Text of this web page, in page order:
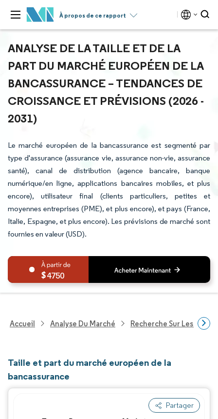
À propos de ce rapport
ANALYSE DE LA TAILLE ET DE LA
PART DU MARCHÉ EUROPÉEN DE LA
BANCASSURANCE – TENDANCES DE
CROISSANCE ET PRÉVISIONS (2026 -
2031)
Le marché européen de la bancassurance est segmenté par
type d'assurance (assurance vie, assurance non-vie, assurance
santé), canal de distribution (agence bancaire, banque
numérique/en ligne, applications bancaires mobiles, et plus
encore), utilisateur final (clients particuliers, petites et
moyennes entreprises (PME), et plus encore), et pays (France,
Italie, Espagne, et plus encore). Les prévisions de marché sont
fournies en valeur (USD).
4750
Accueil Analyse Du Marché Recherche Sur Les
Taille et part du marché européen de la
bancassurance
Partager